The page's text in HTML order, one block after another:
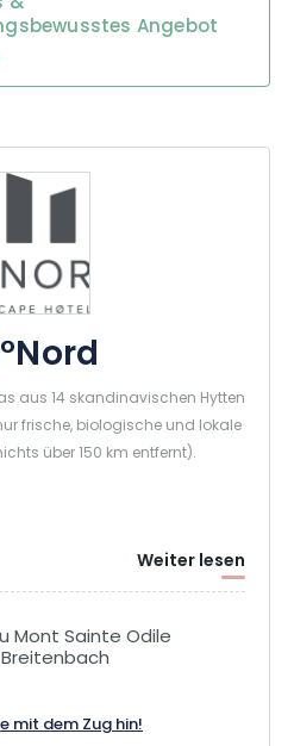
der Sauna auch zu zweit
können.
Angebot
aus 14 skandinavischen Hytten
frische, biologische und lokale
über 150 km entfernt).
Weiter lesen
Mont Sainte Odile
mit dem Zug hin!